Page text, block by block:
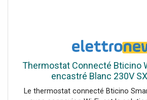
Thermostat Connecté Bticino
encastré Blanc 230V
Le thermostat connecté Bticino